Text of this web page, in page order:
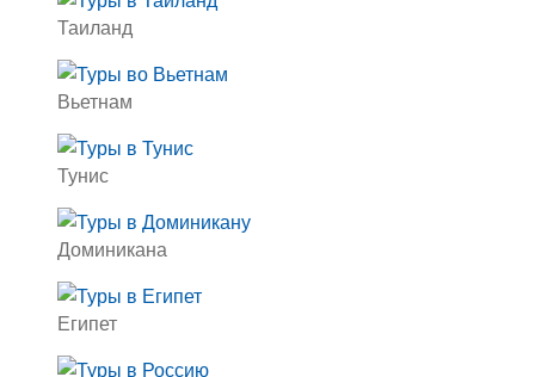
Таиланд
Вьетнам
Тунис
Доминикана
Египет